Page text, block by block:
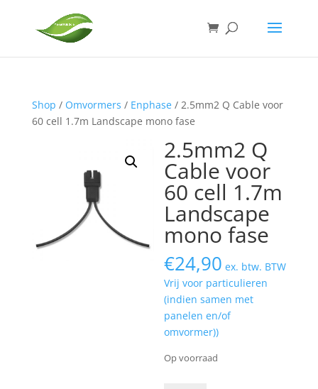
Shop / Omvormers / Enphase/ 2.5mm2 Q Cable voor
60 cell 1.7m Landscape mono fase
2.5mm2 Q
Cable voor
60 cell 1.7m
Landscape
mono fase
€24,90 ex. btw. BTW
Vrij voor particulieren
(indien samen met
panelen en/of
omvormer))
Op voorraad